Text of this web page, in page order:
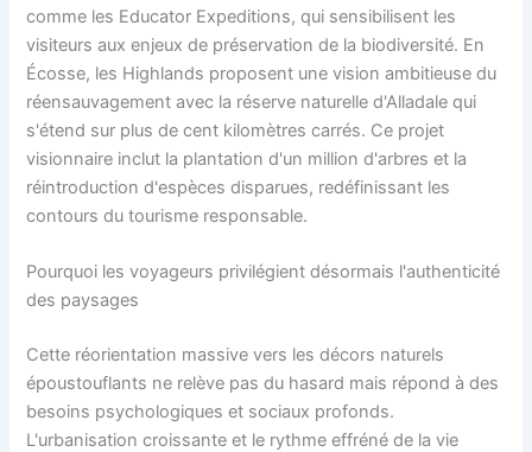
comme les Educator Expeditions, qui sensibilisent les
visiteurs aux enjeux de préservation de la biodiversité. En
Écosse, les Highlands proposent une vision ambitieuse du
réensauvagement avec la réserve naturelle d'Alladale qui
s'étend sur plus de cent kilomètres carrés. Ce projet
visionnaire inclut la plantation d'un million d'arbres et la
réintroduction d'espèces disparues, redéfinissant les
contours du tourisme responsable.
Pourquoi les voyageurs privilégient désormais l'authenticité
des paysages
Cette réorientation massive vers les décors naturels
époustouflants ne relève pas du hasard mais répond à des
besoins psychologiques et sociaux profonds.
L'urbanisation croissante et le rythme effréné de la vie